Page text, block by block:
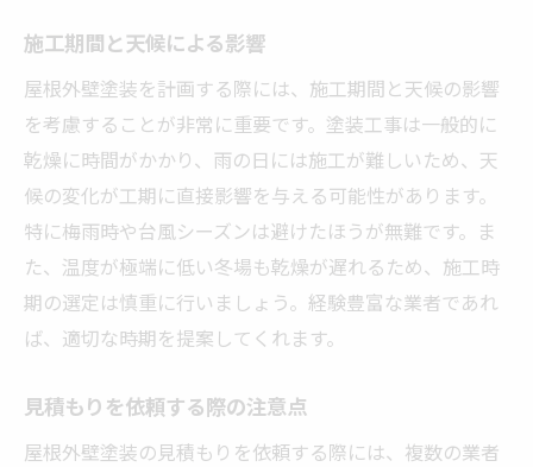
施工期間と天候による影響
屋根外壁塗装を計画する際には、施工期間と天候の影響
を考慮することが非常に重要です。塗装工事は一般的に
乾燥に時間がかかり、雨の日には施工が難しいため、天
候の変化が工期に直接影響を与える可能性があります。
特に梅雨時や台風シーズンは避けたほうが無難です。ま
た、温度が極端に低い冬場も乾燥が遅れるため、施工時
期の選定は慎重に行いましょう。経験豊富な業者であれ
ば、適切な時期を提案してくれます。
見積もりを依頼する際の注意点
屋根外壁塗装の見積もりを依頼する際には、複数の業者